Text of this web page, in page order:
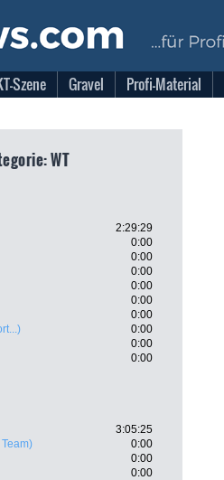
Szene Gravel Profi-Material
WT
2:29:29
0:00
0:00
0:00
0:00
0:00
0:00
0:00
0:00
0:00
3:05:25
0:00
0:00
0:00